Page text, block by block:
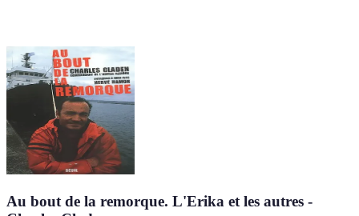
Au bout de la remorque. L'Erika et les autres -